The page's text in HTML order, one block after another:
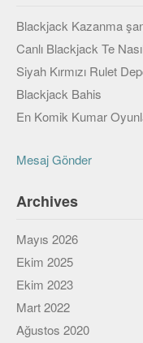
Veri Yapıları &
Veritabanı
MongoDB
Robotik
Biz
Yazarlar
Etkinlikler
Bize Katılın
Blackjack Kazanma
Canlı Blackjack Te
Siyah Kırmızı Rulet
Blackjack Bahis
En Komik Kumar
Mesaj Gönder
Archives
Mayıs 2026
Ekim 2025
Ekim 2023
Mart 2022
Ağustos 2020